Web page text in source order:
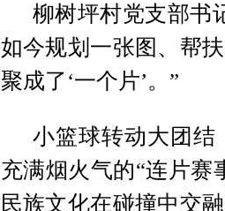
柳树坪村党支部书
如今规划一张图、帮
聚成了‘一个片’。”
小篮球转动大团结
充满烟火气的“连片赛
民族文化在碰撞中交